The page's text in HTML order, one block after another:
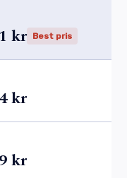
kr Best pris
kr
kr